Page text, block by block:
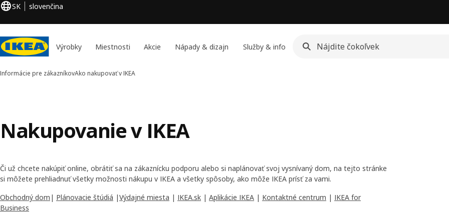
SK slovenčina
Výrobky Miestnosti Akcie Nápady & dizajn Služby & info
Informácie pre zákazníkovAko nakupovať v IKEA
Nakupovanie v IKEA
Či už chcete nakúpiť online, obrátiť sa na zákaznícku podporu alebo si naplánovať svoj vysnívaný dom, na tejto stránke
si môžete prehliadnuť všetky možnosti nákupu v IKEA a všetky spôsoby, ako môže IKEA prísť za vami.
Obchodný dom | Plánovacie štúdiá |Výdajné miesta | IKEA.sk | Aplikácie IKEA | Kontaktné centrum | IKEA for
Business